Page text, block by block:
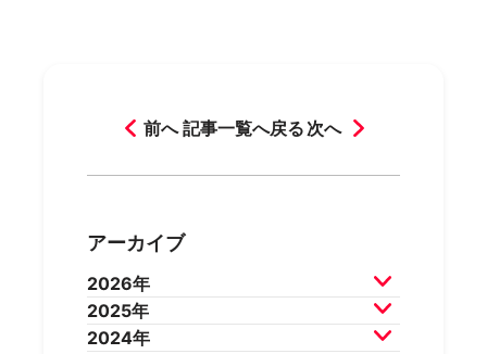
前へ 記事一覧へ戻る 次へ
アーカイブ
2026年
2026年7月 2026年6月
2025年
2024年